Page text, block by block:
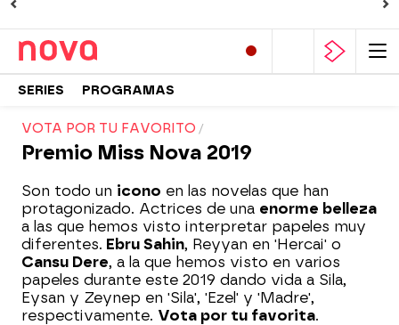
SERIES PROGRAMAS
VOTA POR TU FAVORITO
Premio Miss Nova 2019
Son todo un icono en las novelas que han
protagonizado. Actrices de una enorme belleza
a las que hemos visto interpretar papeles muy
diferentes. Ebru Sahin, Reyyan en 'Hercai' o
Cansu Dere, a la que hemos visto en varios
papeles durante este 2019 dando vida a Sila,
Eysan y Zeynep en 'Sila', 'Ezel' y 'Madre',
respectivamente. Vota por tu favorita.